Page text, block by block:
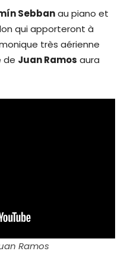
Sebbanau piano et
qui apporteront à
très aérienne
de Juan Ramos aura
Ramos